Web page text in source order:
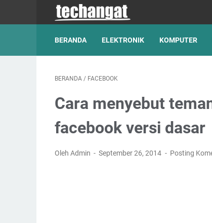
BERANDA ELEKTRONIK KOMPUTER
BERANDA / FACEBOOK
Cara menyebut
facebook versi dasar
Oleh Admin September 26, 2014 Posting